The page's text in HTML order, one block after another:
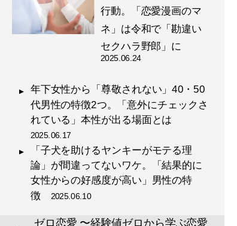
行動。「恋愛漫画のマ
ネ」は令和で「勘違い
セクハラ野郎」に
2025.06.24
年下女性から「尊敬されない」40・50
代男性の特徴2つ。「意外にチェックさ
れている」本性が出る場面とは
2025.06.17
「子犬を助けるヤンキーがモテる理
論」が間違ってないワケ。「結果的に
女性からの好感度が高い」男性の特
徴 2025.06.10
ゼロ恋愛 〜経験値ゼロから学ぶ恋愛